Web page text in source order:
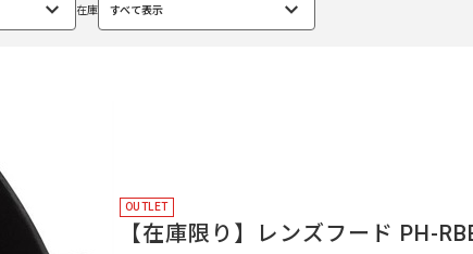
在庫 すべて表示
選
択
OUTLET
【在庫限り】レンズフード PH-